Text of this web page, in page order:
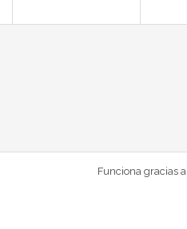
Funciona gracias a